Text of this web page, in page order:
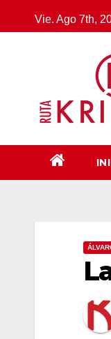
al
Vie. Ago 7th,